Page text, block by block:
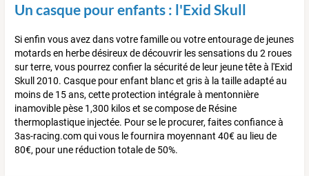
Un casque pour enfants : l'Exid Skull
Si enfin vous avez dans votre famille ou votre entourage de jeunes
motards en herbe désireux de découvrir les sensations du 2 roues
sur terre, vous pourrez confier la sécurité de leur jeune tête à l'Exid
Skull 2010. Casque pour enfant blanc et gris à la taille adapté au
moins de 15 ans, cette protection intégrale à mentonnière
inamovible pèse 1,300 kilos et se compose de Résine
thermoplastique injectée. Pour se le procurer, faites confiance à
3as-racing.com qui vous le fournira moyennant 40€ au lieu de
80€, pour une réduction totale de 50%.